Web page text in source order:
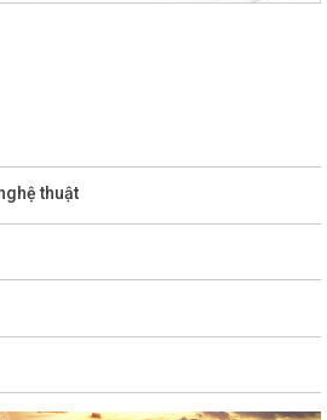
thuật